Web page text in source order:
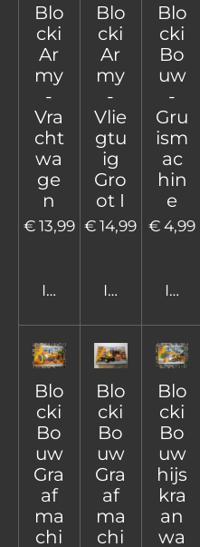
Blo
cki
Ar
my
-
Vra
cht
wa
ge
n
€ 13,99
In winkelwagen
Blo
cki
Ar
my
-
Vlie
gtu
ig
Gro
ot I
€ 14,99
In
Blo
cki
Bo
uw
-
Gru
ism
ac
hin
e
€ 4,99
In
Blo
cki
Bo
uw
Gra
af
ma
chi
Blo
cki
Bo
uw
Gra
af
ma
chi
Blo
cki
Bo
uw
hijs
kra
an
wa